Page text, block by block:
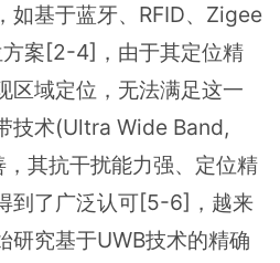
如基于蓝牙、RFID、Zigee
案[2-4]，由于其定位精
区域定位，无法满足这一
技术(Ultra Wide Band,
其抗干扰能力强、定位精
到了广泛认可[5-6]，越来
研究基于UWB技术的精确